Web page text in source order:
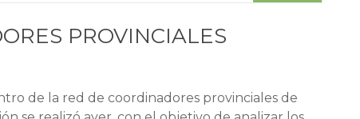
PROVINCIALES
de la red de coordinadores provinciales de